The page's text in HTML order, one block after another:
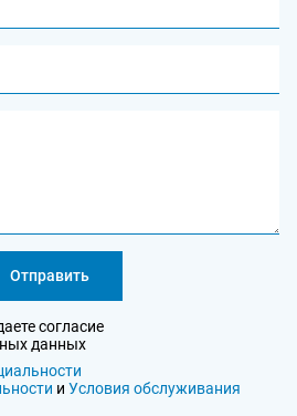
Отправить
согласие
данных
и Условия обслуживания